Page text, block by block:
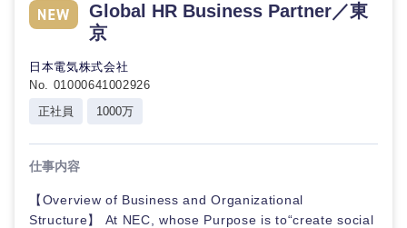
Global HR Business Partner／東
京
日本電気株式会社
No. 01000641002926
正社員
1000万
仕事内容
【Overview of Business and Organizational
Structure】 At NEC, whose Purpose is to“create social